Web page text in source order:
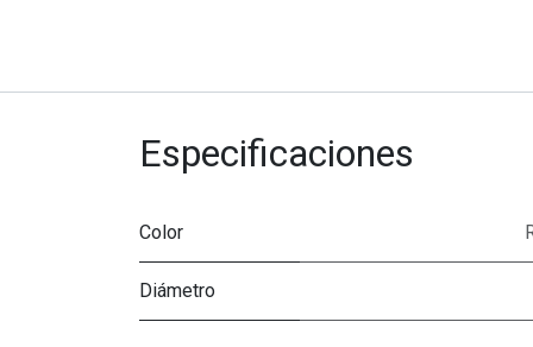
Especificaciones
Color
Diámetro